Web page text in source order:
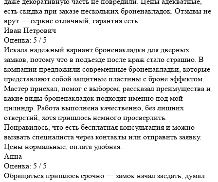
есть скидка при заказе нескольких броненакладок. Отзывы не
врут — сервис отличный, гарантия есть.
Иван Петрович
Оценка: 5 / 5
Искала надежный вариант броненакладки для дверных
замков, потому что в подъезде после краж стало страшно. В
компании предложили современные броненакладки, которые
представляют собой защитные пластины с броне эффектом.
Мастер приехал, помог с выбором, рассказал преимущества и
какие виды броненакладок подходят именно под мой
цилиндр. Работа выполнена качественно, без лишних
отверстий, хотя пришлось немного просверлить.
Понравилось, что есть бесплатная консультация и можно
вызвать специалиста через контакты или отправить заявку.
Цены нормальные, оплата удобная.
Анна
Оценка: 5 / 5
Обращаться пришлось срочно — замок начал заедать, думал